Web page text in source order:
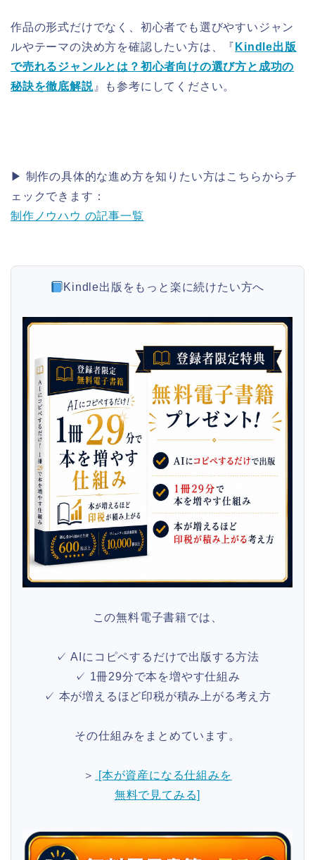
作品の形式だけでなく、初心者でも選びやすいジャン
ルやテーマの決め方を確認したい方は、『 Kindle出版
で売れるジャンルとは？初心者向けの選び方と成功の
秘訣を徹底解説』も参考にしてください。
▶ 制作の具体的な進め方を知りたい方はこちらからチ
ェックできます：
制作ノウハウ の記事一覧
Kindle出版をもっと楽に続けたい方へ
この無料電子書籍では、
✓ AIにコピペするだけで出版する方法
✓ 1冊29分で本を増やす仕組み
✓ 本が増えるほど印税が積み上がる考え方
その仕組みをまとめています。
＞
[本が資産になる仕組みを
無料で見てみる]